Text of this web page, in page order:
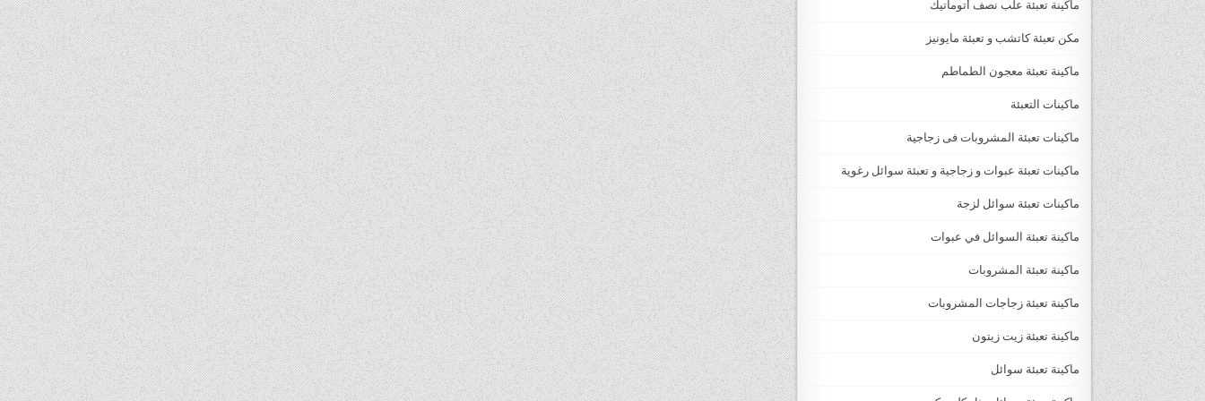
ماكينة تعبئة علب نصف أتوماتيك
مكن تعبئة كاتشب و تعبئة مايونيز
ماكينة تعبئة معجون الطماطم
ماكينات التعبئة
ماكينات تعبئة المشروبات فى زجاجية
ماكينات تعبئة عبوات و زجاجية و تعبئة سوائل رغوية
ماكينات تعبئة سوائل لزجة
‏‏‏ماكينة تعبئة السوائل في عبوات
ماكينة تعبئة المشروبات
ماكينة تعبئة زجاجات المشروبات
ماكينة تعبئة زيت زيتون
ماكينة تعبئة سوائل